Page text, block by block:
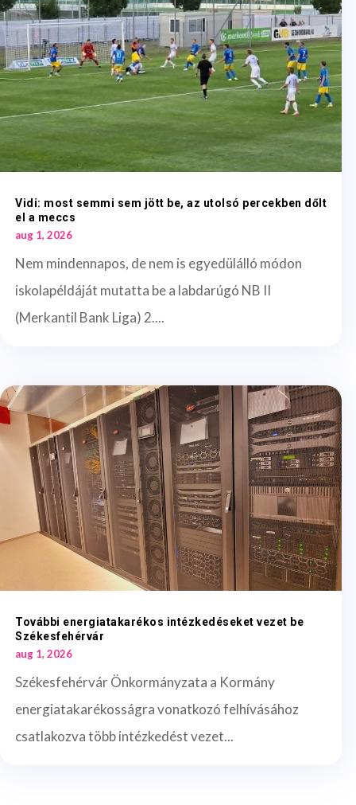
Vidi: most semmi sem jött be, az utolsó percekben dőlt
el a meccs
aug 1, 2026
Nem mindennapos, de nem is egyedülálló módon
iskolapéldáját mutatta be a labdarúgó NB II
(Merkantil Bank Liga) 2....
További energiatakarékos intézkedéseket vezet be
Székesfehérvár
aug 1, 2026
Székesfehérvár Önkormányzata a Kormány
energiatakarékosságra vonatkozó felhívásához
csatlakozva több intézkedést vezet...